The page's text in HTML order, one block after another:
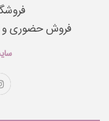
فروش حضوری و